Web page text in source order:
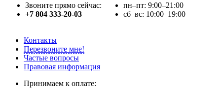
Звоните прямо сейчас:
+7 804 333-20-03
пн–пт: 9:00–21:00
сб–вс: 10:00–19:00
Контакты
Перезвоните мне!
Частые вопросы
Правовая информация
Принимаем к оплате: